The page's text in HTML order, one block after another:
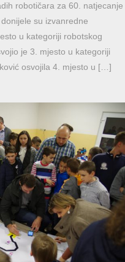
robotičara za 60. natjecanje
su izvanredne
u kategoriji robotskog
je 3. mjesto u kategoriji
osvojila 4. mjesto u […]